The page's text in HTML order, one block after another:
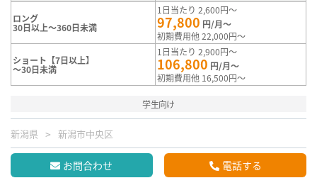
ロング
30日以上～360日未満
1日当たり 2,600円～
97,800 円/月～
初期費用他 22,000円～
ショート【7日以上】
～30日未満
1日当たり 2,900円～
106,800 円/月～
初期費用他 16,500円～
学生向け
新潟県 新潟市中央区
お問合わせ 電話する